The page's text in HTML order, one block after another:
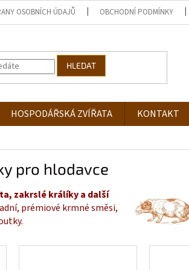
OSOBNÍCH ÚDAJŮ OBCHODNÍ PODMÍNKY
HLEDAT
HOSPODÁŘSKÁ ZVÍŘATA KONTAKT
pro hlodavce
zakrslé králíky a další
prémiové krmné směsi,